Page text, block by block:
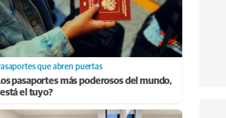
que abren puertas
pasaportes más poderosos del mundo,
el tuyo?